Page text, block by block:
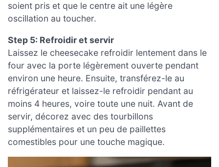
soient pris et que le centre ait une légère
oscillation au toucher.
Step 5: Refroidir et servir
Laissez le cheesecake refroidir lentement dans le
four avec la porte légèrement ouverte pendant
environ une heure. Ensuite, transférez-le au
réfrigérateur et laissez-le refroidir pendant au
moins 4 heures, voire toute une nuit. Avant de
servir, décorez avec des tourbillons
supplémentaires et un peu de paillettes
comestibles pour une touche magique.